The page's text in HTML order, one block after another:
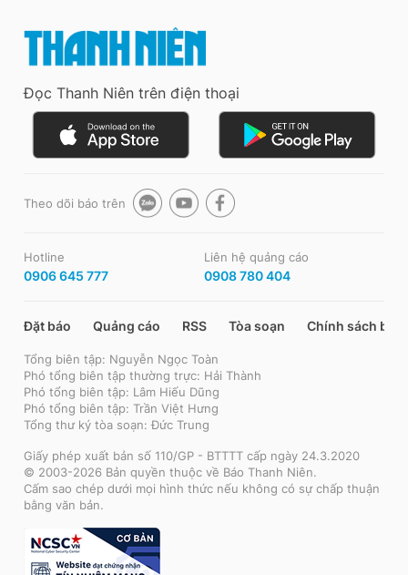
Đọc Thanh Niên trên điện thoại
Theo dõi báo trên
Hotline
0906 645 777
Liên hệ quảng cáo
0908 780 404
Đặt báo Quảng cáo RSS Tòa soạn Chính sách bảo
Tổng biên tập: Nguyễn Ngọc Toàn
Phó tổng biên tập thường trực: Hải Thành
Phó tổng biên tập: Lâm Hiếu Dũng
Phó tổng biên tập: Trần Việt Hưng
Tổng thư ký tòa soạn: Đức Trung
Giấy phép xuất bản số 110/GP - BTTTT cấp ngày 24.3.2020
© 2003-2026 Bản quyền thuộc về Báo Thanh Niên.
Cấm sao chép dưới mọi hình thức nếu không có sự chấp thuận
bằng văn bản.